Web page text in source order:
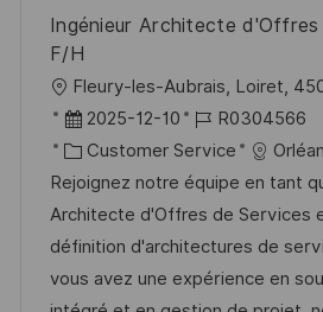
l
i
c
h
u
n
g
V
ö
i
Ingénieur Architecte
F/H
O
r
t
Fleury-les-Aubrais, Loiret,
D
a
t
u
m
d
2025-12-10
J
o
b
-
I
D
R0304566
K
a
t
e
g
Customer Service
Rejoignez notre équipe en tant
Architecte d'Offres de Services
définition d'architectures de
vous avez une expérience en